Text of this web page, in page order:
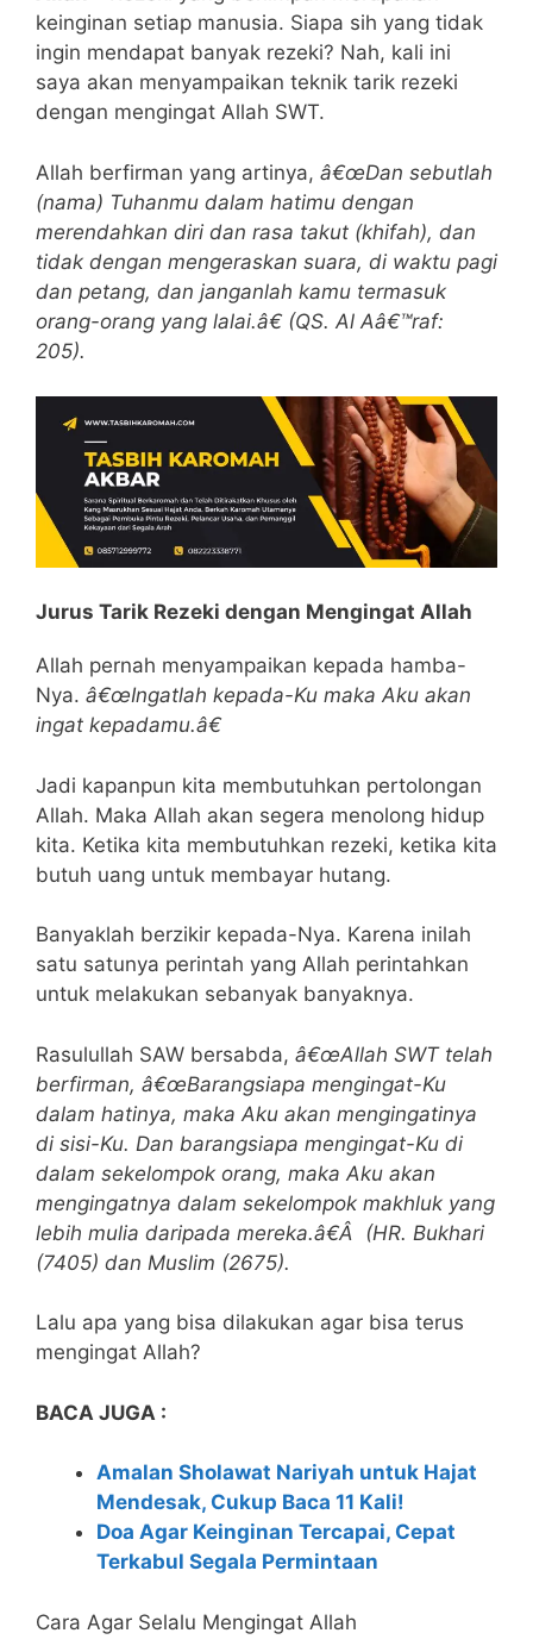
keinginan setiap manusia. Siapa sih yang tidak
ingin mendapat banyak rezeki? Nah, kali ini
saya akan menyampaikan teknik tarik rezeki
dengan mengingat Allah SWT.
Allah berfirman yang artinya, â€œDan sebutlah
(nama) Tuhanmu dalam hatimu dengan
merendahkan diri dan rasa takut (khifah), dan
tidak dengan mengeraskan suara, di waktu pagi
dan petang, dan janganlah kamu termasuk
orang-orang yang lalai.â€ (QS. Al Aâ€™raf:
205).
Jurus Tarik Rezeki dengan Mengingat Allah
Allah pernah menyampaikan kepada hamba-
Nya. â€œIngatlah kepada-Ku maka Aku akan
ingat kepadamu.â€
Jadi kapanpun kita membutuhkan pertolongan
Allah. Maka Allah akan segera menolong hidup
kita. Ketika kita membutuhkan rezeki, ketika kita
butuh uang untuk membayar hutang.
Banyaklah berzikir kepada-Nya. Karena inilah
satu satunya perintah yang Allah perintahkan
untuk melakukan sebanyak banyaknya.
Rasulullah SAW bersabda, â€œAllah SWT telah
berfirman, â€œBarangsiapa mengingat-Ku
dalam hatinya, maka Aku akan mengingatinya
di sisi-Ku. Dan barangsiapa mengingat-Ku di
dalam sekelompok orang, maka Aku akan
mengingatnya dalam sekelompok makhluk yang
lebih mulia daripada mereka.â€Â (HR. Bukhari
(7405) dan Muslim (2675).
Lalu apa yang bisa dilakukan agar bisa terus
mengingat Allah?
BACA JUGA :
Amalan Sholawat Nariyah untuk Hajat
Mendesak, Cukup Baca 11 Kali!
Doa Agar Keinginan Tercapai, Cepat
Terkabul Segala Permintaan
Cara Agar Selalu Mengingat Allah